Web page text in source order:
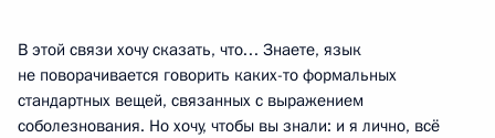
В этой связи хочу сказать, что… Знаете, язык
не поворачивается говорить каких-то формальных
стандартных вещей, связанных с выражением
соболезнования. Но хочу, чтобы вы знали: и я лично, всё